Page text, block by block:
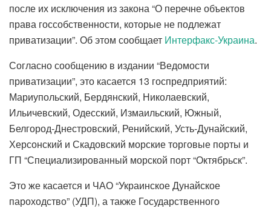
после их исключения из закона “О перечне объектов
права госсобственности, которые не подлежат
приватизации”. Об этом сообщает Интерфакс-Украина.
Согласно сообщению в издании “Ведомости
приватизации”, это касается 13 госпредприятий:
Мариупольский, Бердянский, Николаевский,
Ильичевский, Одесский, Измаильский, Южный,
Белгород-Днестровский, Ренийский, Усть-Дунайский,
Херсонский и Скадовский морские торговые порты и
ГП “Специализированный морской порт “Октябрьск”.
Это же касается и ЧАО “Украинское Дунайское
пароходство” (УДП), а также Государственного